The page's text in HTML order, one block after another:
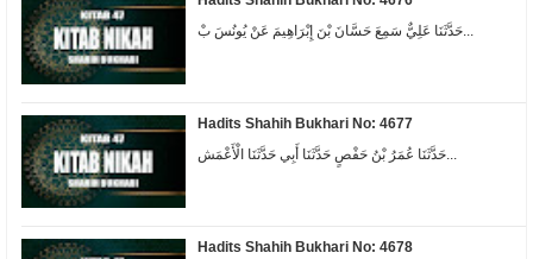
حَدَّثَنَا عَلِيٌّ سَمِعَ حَسَّانَ بْنَ إِبْرَاهِيمَ عَنْ يُونُسَ بْ...
Hadits Shahih Bukhari No: 4677
Hadits Shahih Bukhari No: 4678